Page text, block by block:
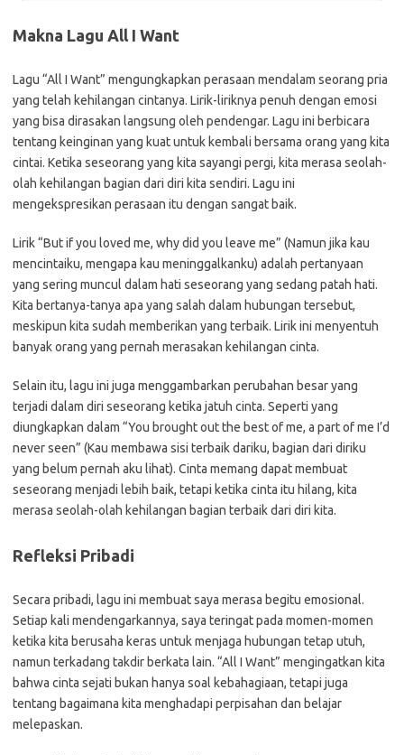
Makna Lagu All I Want
Lagu “All I Want” mengungkapkan perasaan mendalam seorang pria
yang telah kehilangan cintanya. Lirik-liriknya penuh dengan emosi
yang bisa dirasakan langsung oleh pendengar. Lagu ini berbicara
tentang keinginan yang kuat untuk kembali bersama orang yang kita
cintai. Ketika seseorang yang kita sayangi pergi, kita merasa seolah-
olah kehilangan bagian dari diri kita sendiri. Lagu ini
mengekspresikan perasaan itu dengan sangat baik.
Lirik “But if you loved me, why did you leave me” (Namun jika kau
mencintaiku, mengapa kau meninggalkanku) adalah pertanyaan
yang sering muncul dalam hati seseorang yang sedang patah hati.
Kita bertanya-tanya apa yang salah dalam hubungan tersebut,
meskipun kita sudah memberikan yang terbaik. Lirik ini menyentuh
banyak orang yang pernah merasakan kehilangan cinta.
Selain itu, lagu ini juga menggambarkan perubahan besar yang
terjadi dalam diri seseorang ketika jatuh cinta. Seperti yang
diungkapkan dalam “You brought out the best of me, a part of me I’d
never seen” (Kau membawa sisi terbaik dariku, bagian dari diriku
yang belum pernah aku lihat). Cinta memang dapat membuat
seseorang menjadi lebih baik, tetapi ketika cinta itu hilang, kita
merasa seolah-olah kehilangan bagian terbaik dari diri kita.
Refleksi Pribadi
Secara pribadi, lagu ini membuat saya merasa begitu emosional.
Setiap kali mendengarkannya, saya teringat pada momen-momen
ketika kita berusaha keras untuk menjaga hubungan tetap utuh,
namun terkadang takdir berkata lain. “All I Want” mengingatkan kita
bahwa cinta sejati bukan hanya soal kebahagiaan, tetapi juga
tentang bagaimana kita menghadapi perpisahan dan belajar
melepaskan.